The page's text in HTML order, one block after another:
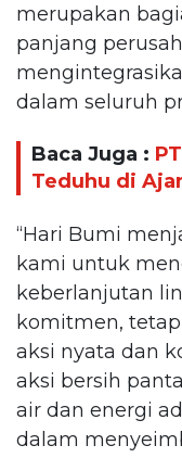
merupakan
panjang
dalam seluruh
Baca Juga :
Teduhu di
“Hari Bumi
kami untuk
keberlanjutan
komitmen,
aksi nyata dan
aksi bersih
air dan energi
dalam